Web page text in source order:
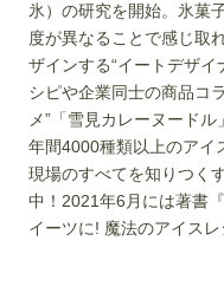
氷）の研究を開始。氷菓
度が異なることで感じ取
ザインする“イートデザ
シピや企業同士の商品コ
メ”「雪見カレーヌード
年間4000種類以上のアイ
現場のすべてを知りつく
中！2021年6月には著書
イーツに! 魔法のアイスレ